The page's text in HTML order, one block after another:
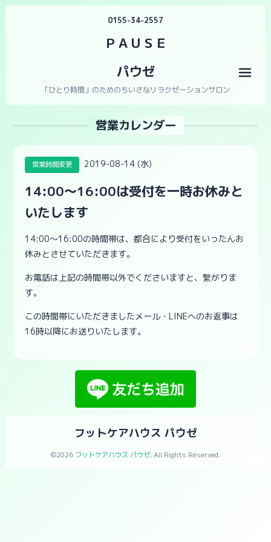
0155-34-2557
ＰＡＵＳＥ
パウゼ
「ひとり時間」のためのちいさなリラクゼーションサロン
営業カレンダー
営業時間変更 2019-08-14 (水)
14:00〜16:00は受付を一時お休みと
いたします
14:00〜16:00の時間帯は、都合により受付をいったんお
休みとさせていただきます。
お電話は上記の時間帯以外でくださいますと、繫がりま
す。
この時間帯にいただきましたメール・LINEへのお返事は
16時以降にお送りいたします。
フットケアハウス パウゼ
©2026 フットケアハウス パウゼ. All Rights Reserved.